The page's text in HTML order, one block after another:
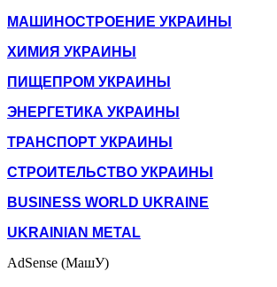
МАШИНОСТРОЕНИЕ УКРАИНЫ
ХИМИЯ УКРАИНЫ
ПИЩЕПРОМ УКРАИНЫ
ЭНЕРГЕТИКА УКРАИНЫ
ТРАНСПОРТ УКРАИНЫ
СТРОИТЕЛЬСТВО УКРАИНЫ
BUSINESS WORLD UKRAINE
UKRAINIAN METAL
AdSense (МашУ)